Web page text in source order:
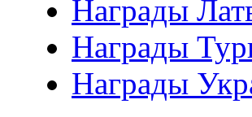
Награды
Награды
Награды